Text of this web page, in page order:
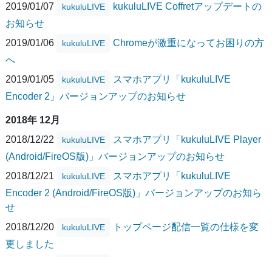
2019/01/07
kukuluLIVE
kukuluLIVE Coffretアップデートの
お知らせ
2019/01/06
kukuluLIVE
Chromeが激重になってお困りの方
へ
2019/01/05
kukuluLIVE
スマホアプリ「kukuluLIVE
Encoder 2」バージョンアップのお知らせ
2018年 12月
2018/12/22
kukuluLIVE
スマホアプリ「kukuluLIVE Player
(Android/FireOS版)」バージョンアップのお知らせ
2018/12/21
kukuluLIVE
スマホアプリ「kukuluLIVE
Encoder 2 (Android/FireOS版)」バージョンアップのお知ら
せ
2018/12/20
kukuluLIVE
トップページ配信一覧の仕様を変
更しました